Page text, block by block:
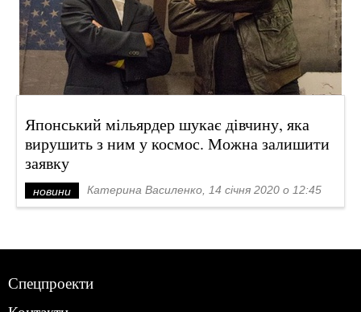
Японський мільярдер шукає дівчину, яка
вирушить з ним у космос. Можна залишити
заявку
новини Катерина Василенко, 14 січня 2020 о 12:45
Спецпроекти